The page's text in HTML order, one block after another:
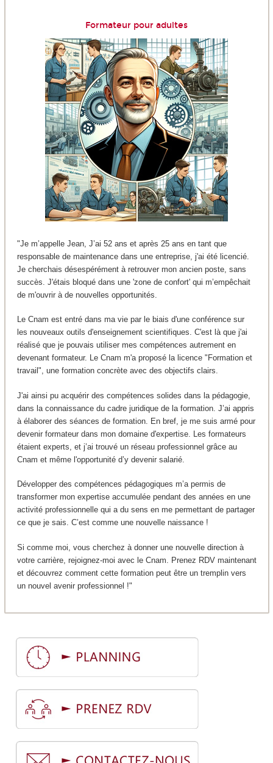
Formateur pour adultes
"Je m’appelle Jean, J’ai 52 ans et après 25 ans en tant que
responsable de maintenance dans une entreprise, j'ai été licencié.
Je cherchais désespérément à retrouver mon ancien poste, sans
succès. J'étais bloqué dans une 'zone de confort' qui m’empêchait
de m'ouvrir à de nouvelles opportunités.
Le Cnam est entré dans ma vie par le biais d'une conférence sur
les nouveaux outils d'enseignement scientifiques. C'est là que j'ai
réalisé que je pouvais utiliser mes compétences autrement en
devenant formateur. Le Cnam m'a proposé la licence "Formation et
travail", une formation concrète avec des objectifs clairs.
J'ai ainsi pu acquérir des compétences solides dans la pédagogie,
dans la connaissance du cadre juridique de la formation. J’ai appris
à élaborer des séances de formation. En bref, je me suis armé pour
devenir formateur dans mon domaine d'expertise. Les formateurs
étaient experts, et j’ai trouvé un réseau professionnel grâce au
Cnam et même l'opportunité d’y devenir salarié.
Développer des compétences pédagogiques m’a permis de
transformer mon expertise accumulée pendant des années en une
activité professionnelle qui a du sens en me permettant de partager
ce que je sais. C’est comme une nouvelle naissance !
Si comme moi, vous cherchez à donner une nouvelle direction à
votre carrière, rejoignez-moi avec le Cnam. Prenez RDV maintenant
et découvrez comment cette formation peut être un tremplin vers
un nouvel avenir professionnel !"